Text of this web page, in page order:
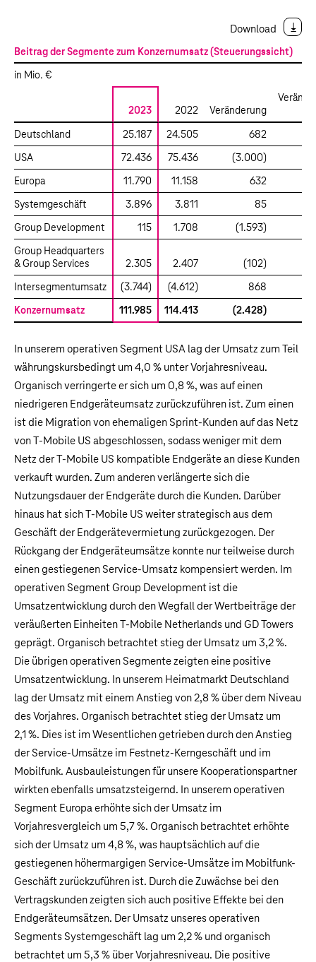
Download
Beitrag der Segmente zum Konzernumsatz (Steuerungssicht)
in Mio. €
2023 2022 Veränderung
Deutschland 25.187 24.505 682
USA 72.436 75.436 (3.000)
Europa 11.790 11.158 632
Systemgeschäft 3.896 3.811 85
Group Development 115 1.708 (1.593)
Group Headquarters
& Group Services
2.305 2.407 (102)
Intersegmentumsatz (3.744) (4.612) 868
Konzernumsatz 111.985 114.413 (2.428)
In unserem operativen Segment USA lag der Umsatz zum Teil
währungskursbedingt um 4,0 % unter Vorjahresniveau.
Organisch verringerte er sich um 0,8 %, was auf einen
niedrigeren Endgeräteumsatz zurückzuführen ist. Zum einen
ist die Migration von ehemaligen Sprint-Kunden auf das Netz
von T‑Mobile US abgeschlossen, sodass weniger mit dem
Netz der T‑Mobile US kompatible Endgeräte an diese Kunden
verkauft wurden. Zum anderen verlängerte sich die
Nutzungsdauer der Endgeräte durch die Kunden. Darüber
hinaus hat sich T‑Mobile US weiter strategisch aus dem
Geschäft der Endgerätevermietung zurückgezogen. Der
Rückgang der Endgeräteumsätze konnte nur teilweise durch
einen gestiegenen Service-Umsatz kompensiert werden. Im
operativen Segment Group Development ist die
Umsatzentwicklung durch den Wegfall der Wertbeiträge der
veräußerten Einheiten T‑Mobile Netherlands und GD Towers
geprägt. Organisch betrachtet stieg der Umsatz um 3,2 %.
Die übrigen operativen Segmente zeigten eine positive
Umsatzentwicklung. In unserem Heimatmarkt Deutschland
lag der Umsatz mit einem Anstieg von 2,8 % über dem Niveau
des Vorjahres. Organisch betrachtet stieg der Umsatz um
2,1 %. Dies ist im Wesentlichen getrieben durch den Anstieg
der Service-Umsätze im Festnetz-Kerngeschäft und im
Mobilfunk. Ausbauleistungen für unsere Kooperationspartner
wirkten ebenfalls umsatzsteigernd. In unserem operativen
Segment Europa erhöhte sich der Umsatz im
Vorjahresvergleich um 5,7 %. Organisch betrachtet erhöhte
sich der Umsatz um 4,8 %, was hauptsächlich auf die
gestiegenen höhermargigen Service-Umsätze im Mobilfunk-
Geschäft zurückzuführen ist. Durch die Zuwächse bei den
Vertragskunden zeigten sich auch positive Effekte bei den
Endgeräteumsätzen. Der Umsatz unseres operativen
Segments Systemgeschäft lag um 2,2 % und organisch
betrachtet um 5,3 % über Vorjahresniveau. Die positive